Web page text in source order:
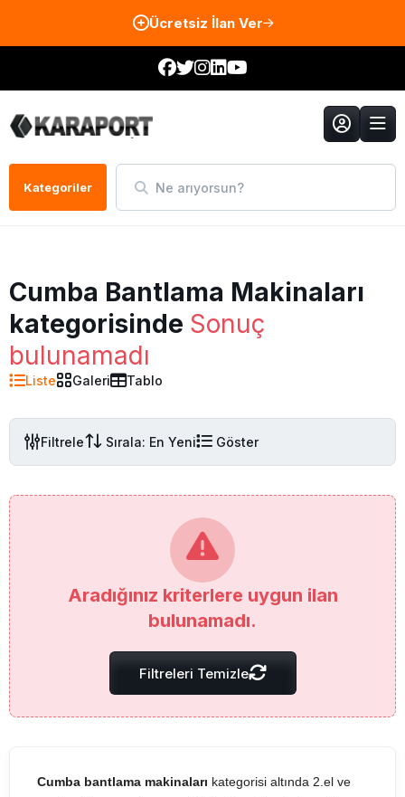
Ücretsiz İlan Ver
Kategoriler Ne arıyorsun?
Cumba Bantlama Makinaları
kategorisinde Sonuç
bulunamadı
Liste Galeri Tablo
Filtrele Sırala: En Yeni Göster
Aradığınız kriterlere uygun ilan
bulunamadı.
Filtreleri Temizle
Cumba bantlama makinaları kategorisi altında 2.el ve